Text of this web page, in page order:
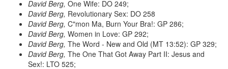
David Berg, One Wife: DO 249;
David Berg, Revolutionary Sex: DO 258
David Berg, C"mon Ma, Burn Your Bra!: GP 286;
David Berg, Women in Love: GP 292;
David Berg, The Word - New and Old (MT 13:52): GP 329;
David Berg, The One That Got Away Part II: Jesus and
Sex!: LTO 525;